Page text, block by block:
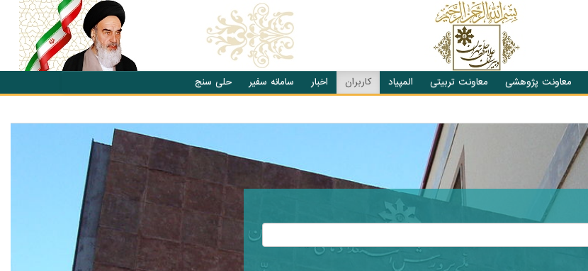
معاونت پژوهشی معاونت تربیتی المپیاد کاربران اخبار سامانه سفیر حلی سنج